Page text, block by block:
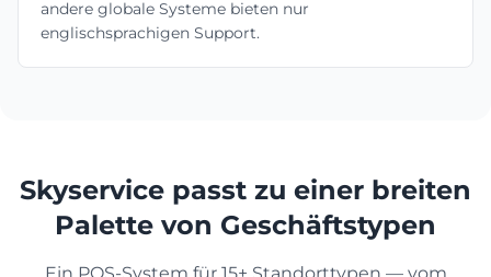
andere globale Systeme bieten nur
englischsprachigen Support.
Skyservice passt zu einer breiten
Palette von Geschäftstypen